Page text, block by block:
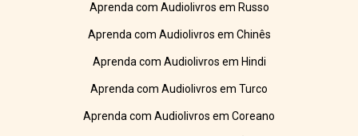
Aprenda com Audiolivros em Russo
Aprenda com Audiolivros em Chinês
Aprenda com Audiolivros em Hindi
Aprenda com Audiolivros em Turco
Aprenda com Audiolivros em Coreano